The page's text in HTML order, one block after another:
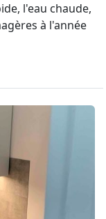
l'eau chaude,
à l'année